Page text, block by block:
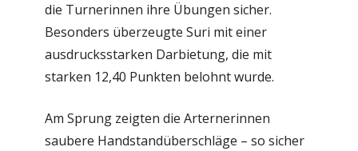
die Turnerinnen ihre Übungen sicher.
Besonders überzeugte Suri mit einer
ausdrucksstarken Darbietung, die mit
starken 12,40 Punkten belohnt wurde.
Am Sprung zeigten die Arternerinnen
saubere Handstandüberschläge – so sicher